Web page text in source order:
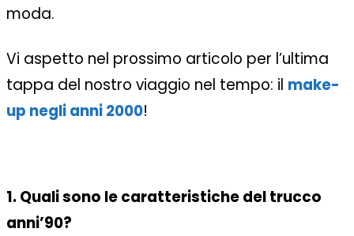
moda.
Vi aspetto nel prossimo articolo per l’ultima
tappa del nostro viaggio nel tempo: il make-
up negli anni 2000!
1. Quali sono le caratteristiche del trucco
anni’90?